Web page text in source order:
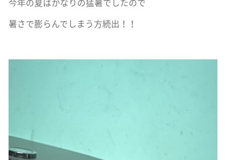
今年の夏はかなりの猛暑でしたので
暑さで膨らんでしまう方続出！！